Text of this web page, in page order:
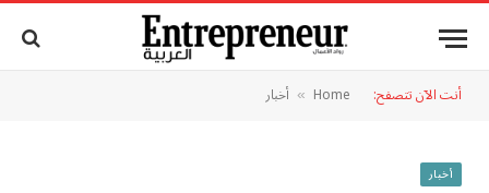
أنت الآن تتصفح: Home
» أخبار
أخبار